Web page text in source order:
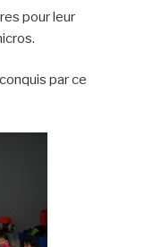
pour leur
par ce